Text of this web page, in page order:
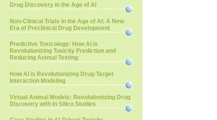
Drug Discovery in the Age of AI
Non-Clinical Trials in the Age of AI: A New
Era of Preclinical Drug Development
Predictive Toxicology: How AI is
Revolutionizing Toxicity Prediction and
Reducing Animal Testing
How AI is Revolutionizing Drug-Target
Interaction Modeling
Virtual Animal Models: Revolutionizing Drug
Discovery with In Silico Studies